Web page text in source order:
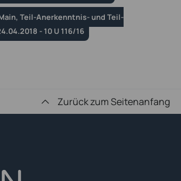
Teil-Anerkenntnis- und Teil-
- 10 U 116/16
Zurück zum Seitenanfang